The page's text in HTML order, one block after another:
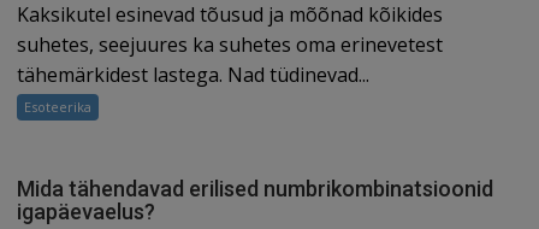
Kaksikutest
lapsevanem
teistest
Kaksikutel esinevad tõusud ja mõõnad kõikides
suhetes, seejuures ka suhetes oma erinevetest
tähemärkidest lastega. Nad tüdinevad...
Esoteerika
Mida tähendavad erilised numbrikombinatsioonid
igapäevaelus?